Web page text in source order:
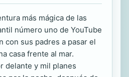
más mágica de las
número uno de YouTube
con sus padres a pasar el
casa frente al mar.
delante y mil planes